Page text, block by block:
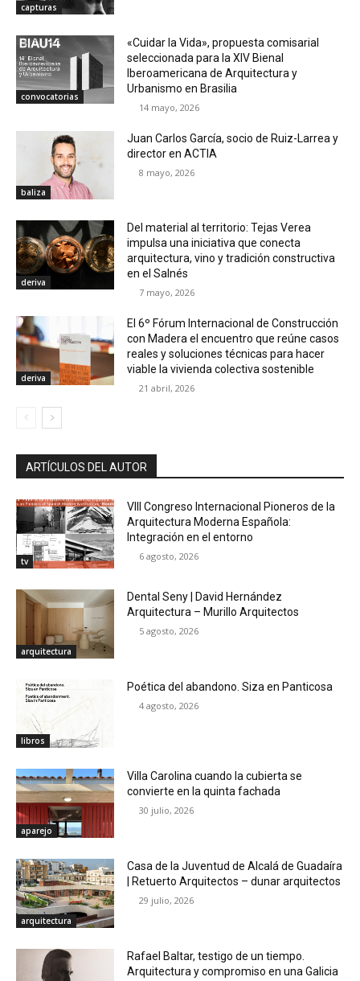
capturas
convocatorias
«Cuidar la Vida», propuesta comisarial
seleccionada para la XIV Bienal
Iberoamericana de Arquitectura y
Urbanismo en Brasilia
14 mayo, 2026
baliza
Juan Carlos García, socio de Ruiz-Larrea y
director en ACTIA
8 mayo, 2026
deriva
Del material al territorio: Tejas Verea
impulsa una iniciativa que conecta
arquitectura, vino y tradición constructiva
en el Salnés
7 mayo, 2026
deriva
El 6º Fórum Internacional de Construcción
con Madera el encuentro que reúne casos
reales y soluciones técnicas para hacer
viable la vivienda colectiva sostenible
21 abril, 2026
ARTÍCULOS DEL AUTOR
tv
VIII Congreso Internacional Pioneros de la
Arquitectura Moderna Española:
Integración en el entorno
6 agosto, 2026
arquitectura
Dental Seny | David Hernández
Arquitectura – Murillo Arquitectos
5 agosto, 2026
libros
Poética del abandono. Siza en Panticosa
4 agosto, 2026
aparejo
Villa Carolina cuando la cubierta se
convierte en la quinta fachada
30 julio, 2026
arquitectura
Casa de la Juventud de Alcalá de Guadaíra
| Retuerto Arquitectos – dunar arquitectos
29 julio, 2026
Rafael Baltar, testigo de un tiempo.
Arquitectura y compromiso en una Galicia